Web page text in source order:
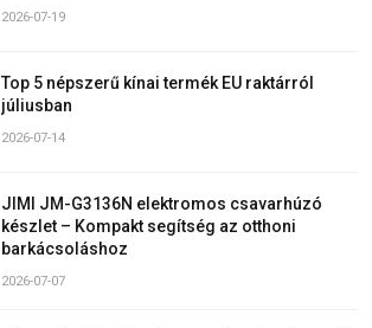
2026-07-19
Top 5 népszerű kínai termék EU raktárról
júliusban
2026-07-14
JIMI JM-G3136N elektromos csavarhúzó
készlet – Kompakt segítség az otthoni
barkácsoláshoz
2026-07-07